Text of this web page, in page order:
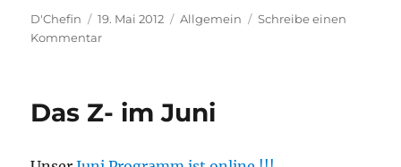
Autor
D'Chefin
Veröffentlicht
am
19. Mai 2012 Kategorien
Allgemein
Schreibe einen
Kommentarzu
im
Das Z- im Juni